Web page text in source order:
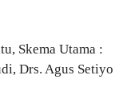
Skema Utama :
Drs. Agus Setiyo